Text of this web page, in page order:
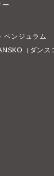
ー
ペンジュラム
（ダンス